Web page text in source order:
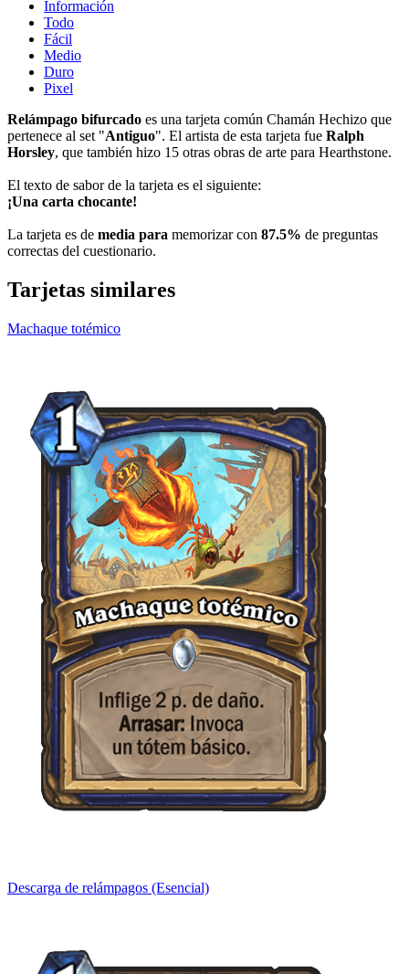
Información
Todo
Fácil
Medio
Duro
Pixel
Relámpago bifurcado es una tarjeta común Chamán Hechizo que
pertenece al set "Antiguo". El artista de esta tarjeta fue Ralph
Horsley, que también hizo 15 otras obras de arte para Hearthstone.
El texto de sabor de la tarjeta es el siguiente:
¡Una carta chocante!
La tarjeta es de media para memorizar con 87.5% de preguntas
correctas del cuestionario.
Tarjetas similares
Machaque totémico
Descarga de relámpagos (Esencial)